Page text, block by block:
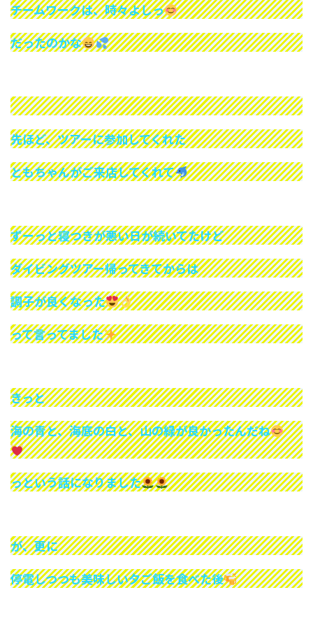
チームワークは、時々よしっ
だったのかな
先ほど、ツアーに参加してくれた
ともちゃんがご来店してくれて
ずーっと寝つきが悪い日が続いてたけど
ダイビングツアー帰ってきてからは
調子が良くなった
って言ってました
きっと
海の青と、海底の白と、山の緑が良かったんだね
っという話になりました
が、更に
停電しつつも美味しい夕ご飯を食べた後